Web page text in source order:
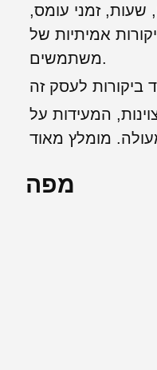
שעות, זמני עומס,
אמיתיות של
משתמשים.
המעידות על
מפה